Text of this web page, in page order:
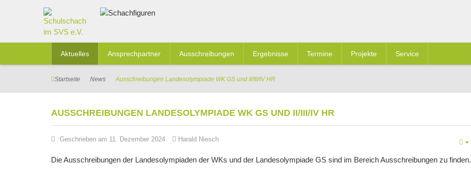
Aktuelles Ansprechpartner Ausschreibungen Ergebnisse Termine Projekte Service
Startseite News Ausschreibungen Landesolympiade WK GS und II/III/IV HR
AUSSCHREIBUNGEN LANDESOLYMPIADE WK GS UND II/III/IV HR
Geschrieben am 11. Dezember 2024 Harald Niesch
Die Ausschreibungen der Landesolympiaden der WKs und der Landesolympiade GS sind im Bereich Ausschreibungen zu finden.